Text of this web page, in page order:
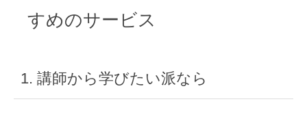
すめのサービス
1. 講師から学びたい派なら